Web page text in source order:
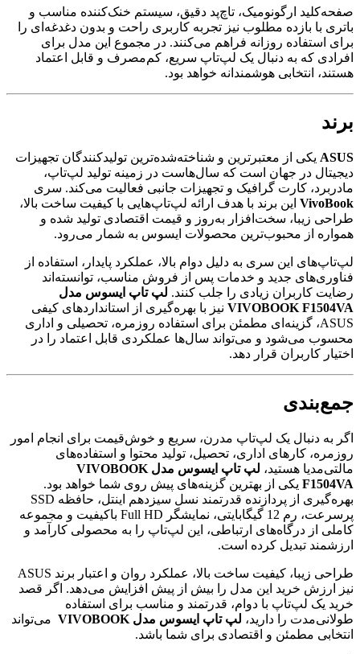
صفحه‌کلید ارگونومیک، تاچ‌پد دقیق، سیستم خنک‌کننده مناسب و
باتری با بازده مطلوب نیز تجربه کاربری راحت و بدون دغدغه‌ای را
برای استفاده روزانه فراهم می‌کنند. در مجموع این مدل برای
افرادی که به دنبال یک لپ‌تاپ سریع، کم‌مصرف و قابل اعتماد
هستند، انتخابی هوشمندانه خواهد بود.
برند
ASUS یکی از معتبرترین و شناخته‌شده‌ترین تولیدکنندگان تجهیزات
دیجیتال در جهان است که سال‌هاست در زمینه تولید لپ‌تاپ،
مادربرد، کارت گرافیک و تجهیزات جانبی فعالیت می‌کند. سری
VivoBook این برند با هدف ارائه لپ‌تاپ‌هایی با کیفیت ساخت بالا،
طراحی زیبا، سخت‌افزار به‌روز و قیمت اقتصادی تولید شده و
همواره از محبوب‌ترین محصولات ایسوس به شمار می‌رود.
لپ‌تاپ‌های این سری به دلیل دوام بالا، عملکرد پایدار، استفاده از
فناوری‌های جدید و خدمات پس از فروش مناسب، توانسته‌اند
رضایت کاربران زیادی را جلب کنند. لپ تاپ ایسوس مدل
VIVOBOOK F1504VA نیز با بهره‌گیری از استانداردهای کیفی
ASUS، گزینه‌ای مطمئن برای استفاده روزمره، تحصیلی و اداری
محسوب می‌شود و می‌تواند سال‌ها عملکردی قابل اعتماد را در
اختیار کاربران قرار دهد.
جمع‌بندی
اگر به دنبال یک لپ‌تاپ مدرن، سریع و خوش‌قیمت برای انجام امور
روزمره، کارهای اداری، تحصیل، تولید محتوا و استفاده‌های
مالتی‌مدیا هستید،
لپ تاپ ایسوس مدل VIVOBOOK
F1504VA یکی از بهترین گزینه‌های پیش روی شما خواهد بود.
بهره‌گیری از پردازنده قدرتمند نسل سیزدهم اینتل، حافظه SSD
پرسرعت، رم 12 گیگابایتی، نمایشگر Full HD باکیفیت و مجموعه
کاملی از درگاه‌های ارتباطی، این لپ‌تاپ را به محصولی کارآمد و
ارزشمند تبدیل کرده است.
طراحی زیبا، کیفیت ساخت بالا، عملکرد روان و اعتبار برند ASUS
نیز ارزش خرید این مدل را بیش از پیش افزایش می‌دهد. اگر قصد
خرید یک لپ‌تاپ با دوام، قدرتمند و مناسب برای استفاده
طولانی‌مدت را دارید، لپ تاپ ایسوس مدل VIVOBOOK
می‌تواند
انتخابی مطمئن و اقتصادی برای شما باشد.